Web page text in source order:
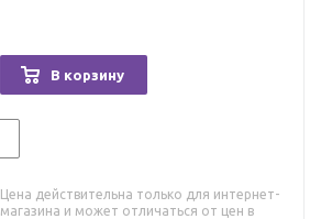
В корзину
Цена действительна только для интернет-
магазина и может отличаться от цен в